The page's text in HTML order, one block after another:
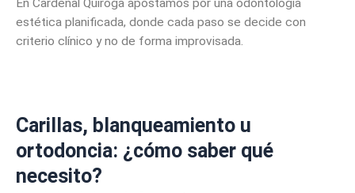
En Cardenal Quiroga apostamos por una odontología
estética planificada, donde cada paso se decide con
criterio clínico y no de forma improvisada.
Carillas, blanqueamiento u
ortodoncia: ¿cómo saber qué
necesito?